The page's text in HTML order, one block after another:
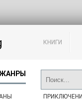
КНИГИ